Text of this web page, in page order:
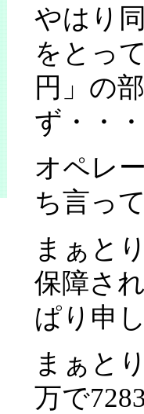
やはり
をとっ
円」の
ず・・
オペレ
ち言っ
まぁと
保障さ
ぱり申
まぁと
万で